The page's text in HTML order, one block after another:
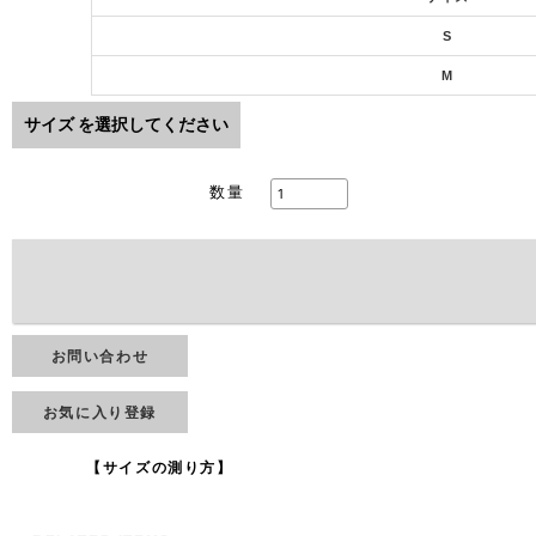
S
M
サイズ を選択してください
数量
お問い合わせ
お気に入り登録
【サイズの測り方】